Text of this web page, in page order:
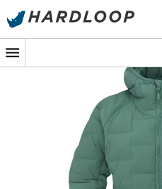
Sommarerbjudanden 🔥 -5 %